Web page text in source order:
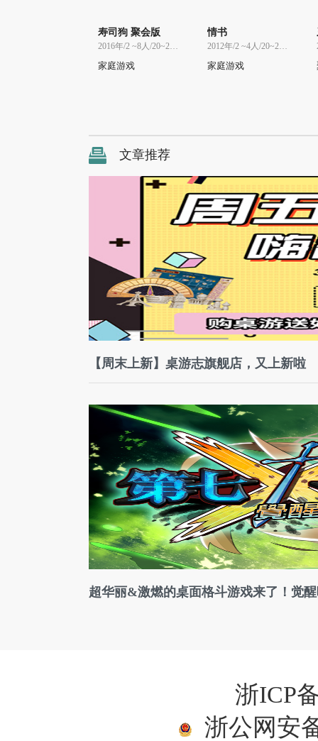
寿司狗 聚会版
2016年/2 ~8人/20~20分
家庭游戏
情书
2012年/2 ~4人/20~20分
家庭游戏
文章推荐
【周末上新】桌游志旗舰店，又上新啦
超华丽&激燃的桌面格斗游戏来了！觉
浙ICP
浙公网安